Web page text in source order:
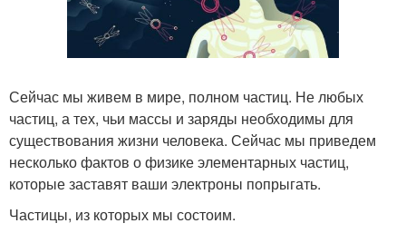
Сейчас мы живем в мире, полном частиц. Не любых
частиц, а тех, чьи массы и заряды необходимы для
существования жизни человека. Сейчас мы приведем
несколько фактов о физике элементарных частиц,
которые заставят ваши электроны попрыгать.
Частицы, из которых мы состоим.